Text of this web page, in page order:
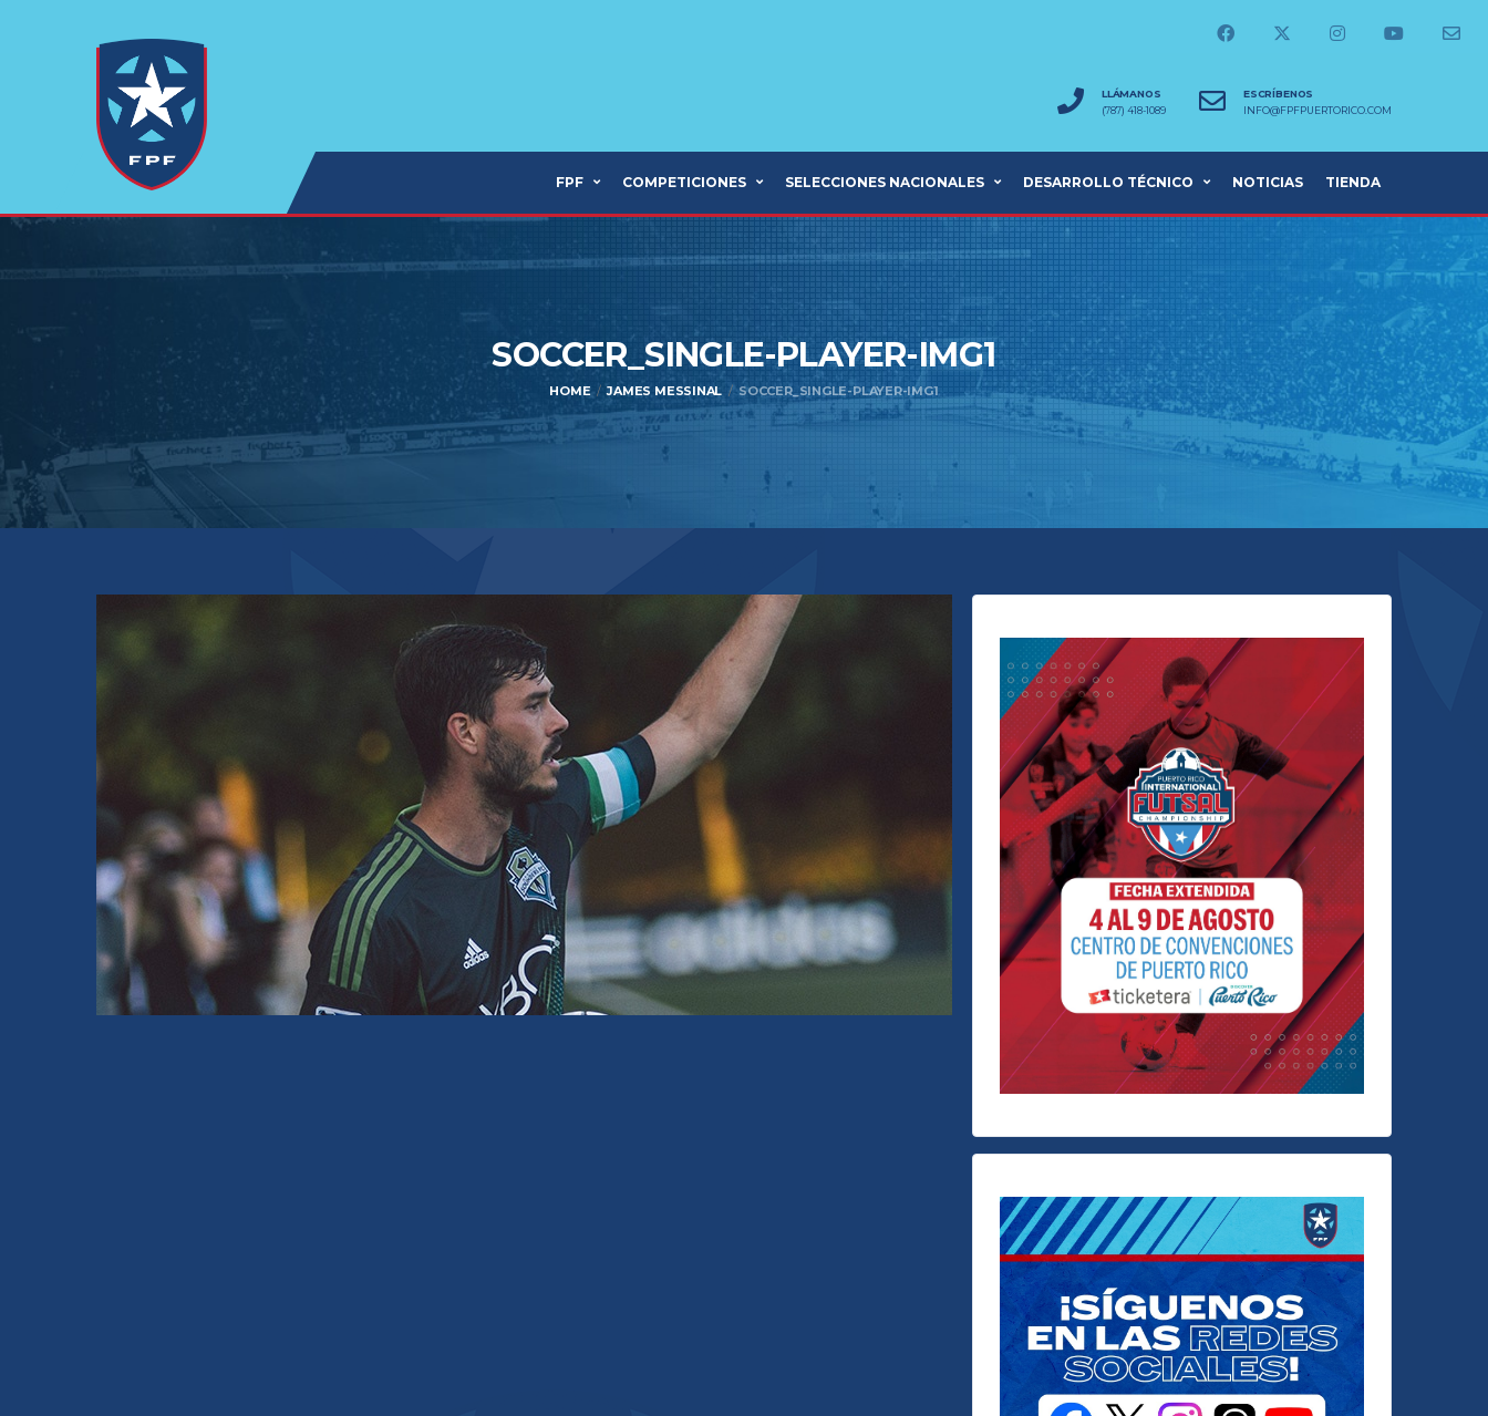
LLÁMANOS
(787) 418-1089
ESCRÍBENOS
INFO@FPFPUERTORICO.COM
FPF COMPETICIONES SELECCIONES NACIONALES DESARROLLO TÉCNICO NOTICIAS TIENDA
SOCCER_SINGLE-PLAYER-IMG1
HOME JAMES MESSINAL SOCCER_SINGLE-PLAYER-IMG1